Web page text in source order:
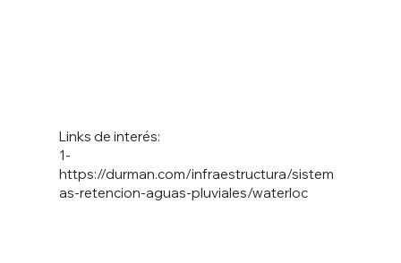
1-
https://durman.com/infraestructura/sistem
as-retencion-aguas-pluviales/waterloc
Links de interés: